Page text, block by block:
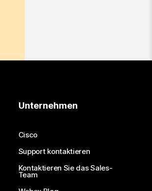
Unternehmen
Cisco
Support kontaktieren
Kontaktieren Sie das Sales-
Team